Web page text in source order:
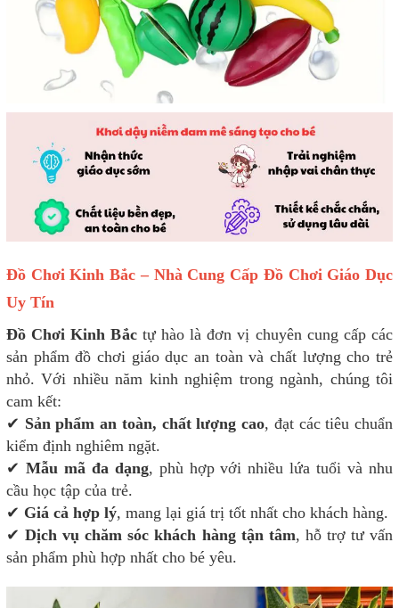
Đồ Chơi Kinh Bắc – Nhà Cung Cấp Đồ Chơi Giáo Dục
Uy Tín
Đồ Chơi Kinh Bắctự hào là đơn vị chuyên cung cấp các
sản phẩm đồ chơi giáo dục an toàn và chất lượng cho trẻ
nhỏ. Với nhiều năm kinh nghiệm trong ngành, chúng tôi
cam kết:
✔ Sản phẩm an toàn, chất lượng cao, đạt các tiêu chuẩn
kiểm định nghiêm ngặt.
✔ Mẫu mã đa dạng, phù hợp với nhiều lứa tuổi và nhu
cầu học tập của trẻ.
✔ Giá cả hợp lý, mang lại giá trị tốt nhất cho khách hàng.
✔Dịch vụ chăm sóc khách hàng tận tâm, hỗ trợ tư vấn
sản phẩm phù hợp nhất cho bé yêu.